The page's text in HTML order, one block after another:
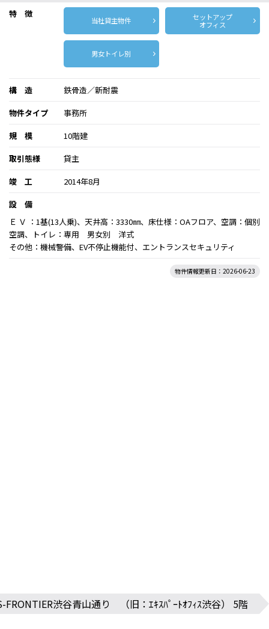
特 徴
当社貸主物件
セットアップ
オフィス
男女トイレ別
構 造
鉄骨造／新耐震
物件タイプ
事務所
規 模
10階建
取引態様
貸主
竣 工
2014年8月
設 備
Ｅ Ｖ ：1基(13人乗)、天井高：3330㎜、床仕様：OAフロア、空調：個別
空調、トイレ：専用 男女別 洋式
その他：機械警備、EV不停止機能付、エントランスセキュリティ
物件情報更新日：2026-06-23
FRONTIER渋谷青山通り （旧：ｴｷｽﾊﾟｰﾄｵﾌｨｽ渋谷） 5階